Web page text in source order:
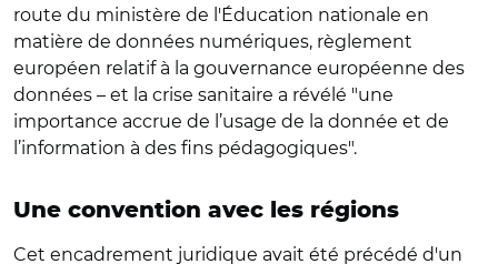
route du ministère de l'Éducation nationale en
matière de données numériques, règlement
européen relatif à la gouvernance européenne des
données – et la crise sanitaire a révélé "une
importance accrue de l’usage de la donnée et de
l’information à des fins pédagogiques".
Une convention avec les régions
Cet encadrement juridique avait été précédé d'un